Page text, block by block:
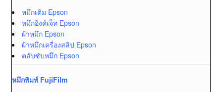
หมึกเติม Epson
หมึกอิงค์เจ็ท Epson
ผ้าหมึก Epson
ผ้าหมึกเครื่องสลิป Epson
ตลับซับหมึก Epson
หมึกพิมพ์ FujiFilm